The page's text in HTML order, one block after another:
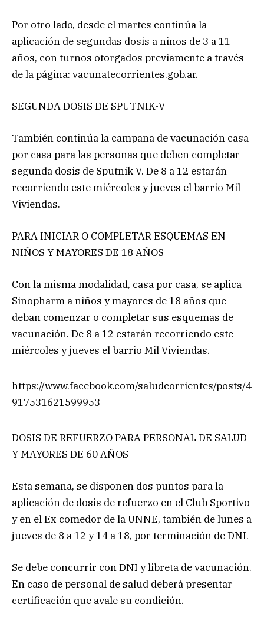
Por otro lado, desde el martes continúa la
aplicación de segundas dosis a niños de 3 a 11
años, con turnos otorgados previamente a través
de la página: vacunatecorrientes.gob.ar.
SEGUNDA DOSIS DE SPUTNIK-V
También continúa la campaña de vacunación casa
por casa para las personas que deben completar
segunda dosis de Sputnik V. De 8 a 12 estarán
recorriendo este miércoles y jueves el barrio Mil
Viviendas.
PARA INICIAR O COMPLETAR ESQUEMAS EN
NIÑOS Y MAYORES DE 18 AÑOS
Con la misma modalidad, casa por casa, se aplica
Sinopharm a niños y mayores de 18 años que
deban comenzar o completar sus esquemas de
vacunación. De 8 a 12 estarán recorriendo este
miércoles y jueves el barrio Mil Viviendas.
https://www.facebook.com/saludcorrientes/posts/4
917531621599953
DOSIS DE REFUERZO PARA PERSONAL DE SALUD
Y MAYORES DE 60 AÑOS
Esta semana, se disponen dos puntos para la
aplicación de dosis de refuerzo en el Club Sportivo
y en el Ex comedor de la UNNE, también de lunes a
jueves de 8 a 12 y 14 a 18, por terminación de DNI.
Se debe concurrir con DNI y libreta de vacunación.
En caso de personal de salud deberá presentar
certificación que avale su condición.